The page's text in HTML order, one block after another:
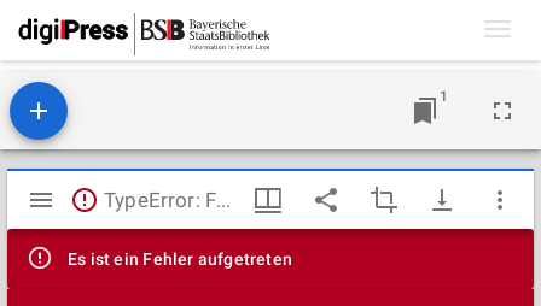
1
Mirador
Viewer
TypeError: Failed to fetch
Es ist ein Fehler aufgetreten